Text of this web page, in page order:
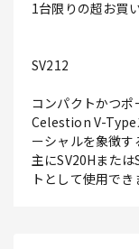
1台限りの超お買
SV212
コンパクトかつポ
Celestion V-Type
ーシャルを象徴す
主にSV20Hまた
トとして使用でき